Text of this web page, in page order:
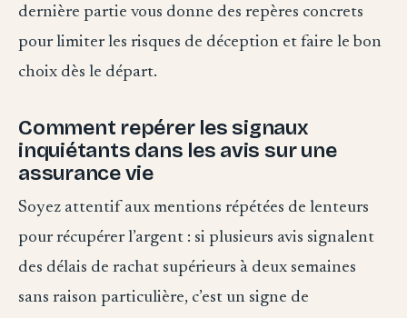
dernière partie vous donne des repères concrets
pour limiter les risques de déception et faire le bon
choix dès le départ.
Comment repérer les signaux
inquiétants dans les avis sur une
assurance vie
Soyez attentif aux mentions répétées de lenteurs
pour récupérer l’argent : si plusieurs avis signalent
des délais de rachat supérieurs à deux semaines
sans raison particulière, c’est un signe de